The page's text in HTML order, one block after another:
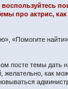
про актрис,
«Помогите
посте темы
как